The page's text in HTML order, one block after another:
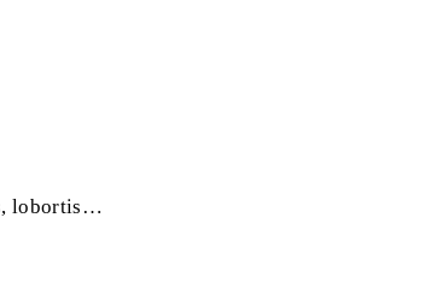
lobortis…